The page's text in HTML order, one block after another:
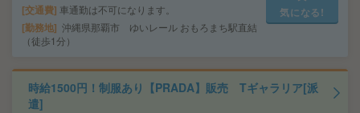
交通費 車通勤は不可になります。
勤務地 沖縄県那覇市 ゆいレール おもろまち駅直結
（徒歩1分）
気になる!
時給1500円！制服あり【PRADA】販売 Tギャラリア[派
遣]